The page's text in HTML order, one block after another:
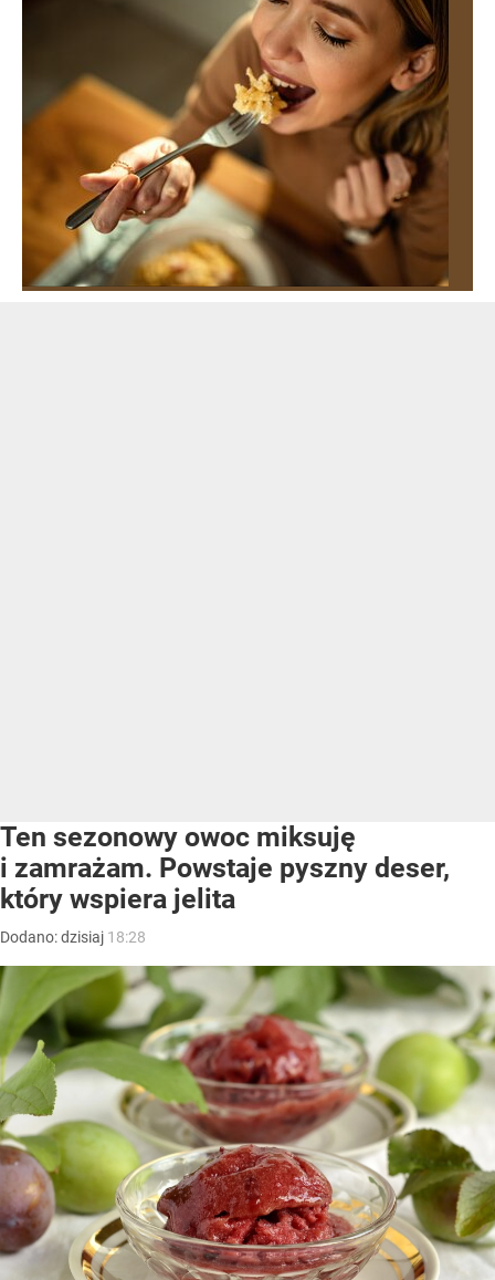
Ten sezonowy owoc miksuję
i zamrażam. Powstaje pyszny deser,
który wspiera jelita
Dodano:dzisiaj 18:28